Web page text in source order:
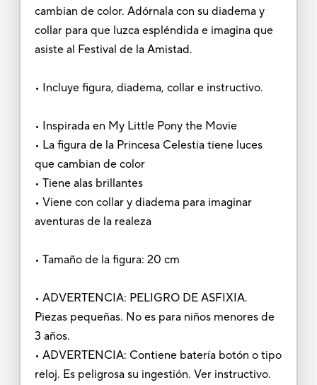
cambian de color. Adórnala con su diadema y
collar para que luzca espléndida e imagina que
asiste al Festival de la Amistad.
• Incluye figura, diadema, collar e instructivo.
• Inspirada en My Little Pony the Movie
• La figura de la Princesa Celestia tiene luces
que cambian de color
• Tiene alas brillantes
• Viene con collar y diadema para imaginar
aventuras de la realeza
• Tamaño de la figura: 20 cm
• ADVERTENCIA: PELIGRO DE ASFIXIA.
Piezas pequeñas. No es para niños menores de
3 años.
• ADVERTENCIA: Contiene batería botón o tipo
reloj. Es peligrosa su ingestión. Ver instructivo.